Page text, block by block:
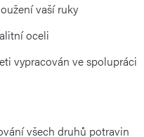
vaší ruky
oceli
vypracován ve spolupráci
všech druhů potravin